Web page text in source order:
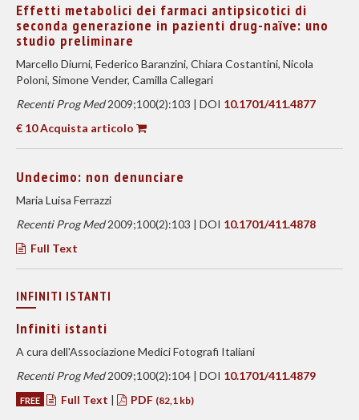
Effetti metabolici dei farmaci antipsicotici di
seconda generazione in pazienti drug-naïve: uno
studio preliminare
Marcello Diurni, Federico Baranzini, Chiara Costantini, Nicola
Poloni, Simone Vender, Camilla Callegari
Recenti Prog Med2009;100(2):103 | DOI 10.1701/411.4877
€ 10 Acquista articolo
Undecimo: non denunciare
Maria Luisa Ferrazzi
Recenti Prog Med2009;100(2):103 | DOI 10.1701/411.4878
Full Text
INFINITI ISTANTI
Infiniti istanti
A cura dell'Associazione Medici Fotografi Italiani
Recenti Prog Med2009;100(2):104 | DOI 10.1701/411.4879
FREE Full Text | PDF (82,1 kb)